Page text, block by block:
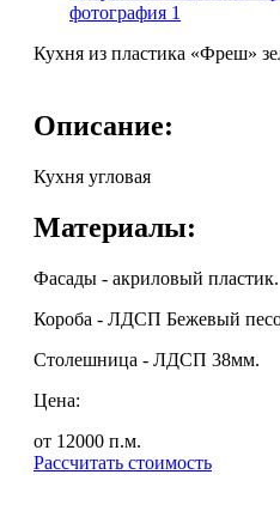
Кухня из пластика «Фреш»
Описание:
Кухня угловая
Материалы:
Фасады - акриловый пластик.
Короба - ЛДСП Бежевый
Столешница - ЛДСП 38мм.
Цена:
от 12000 п.м.
Рассчитать стоимость